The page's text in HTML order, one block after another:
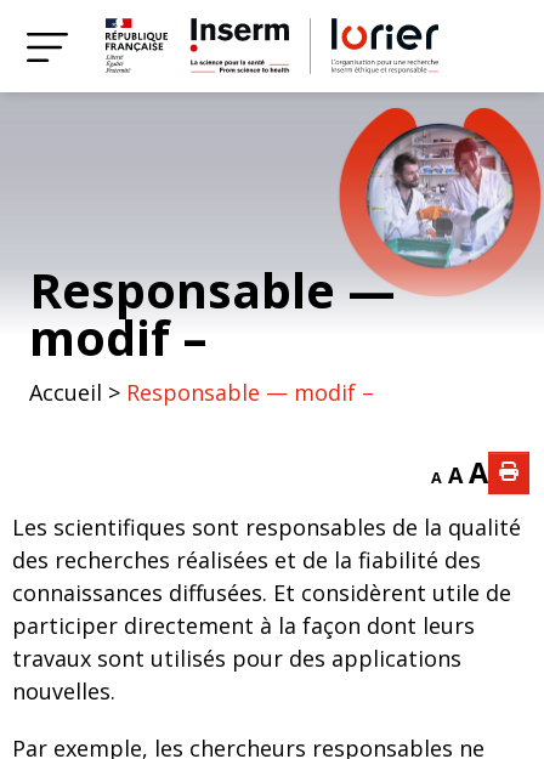
Responsable —
modif –
Accueil > Responsable — modif –
A A A
Les scientifiques sont responsables de la qualité
des recherches réalisées et de la fiabilité des
connaissances diffusées. Et considèrent utile de
participer directement à la façon dont leurs
travaux sont utilisés pour des applications
nouvelles.
Par exemple, les chercheurs responsables ne